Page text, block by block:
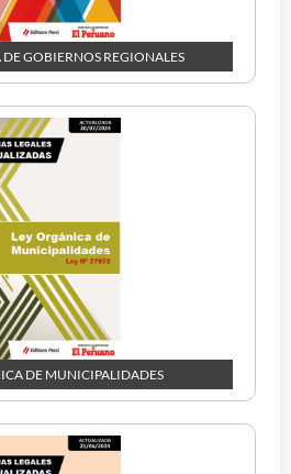
GOBIERNOS REGIONALES
DE MUNICIPALIDADES